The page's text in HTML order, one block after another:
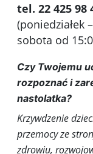
tel. 22 425 98
(poniedziałek
sobota od
Czy Twojemu
rozpoznać i
nastolatka?
Krzywdzenie
przemocy ze
zdrowiu,